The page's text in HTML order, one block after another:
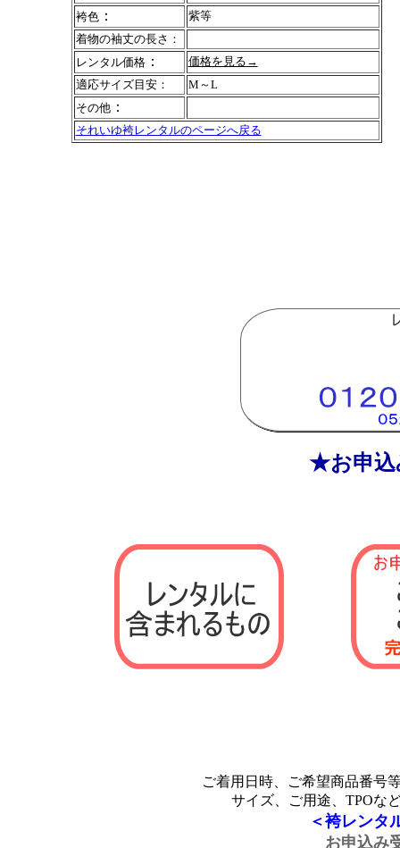
袴色：
紫等
着物の袖丈の長さ：
レンタル価格：
価格を見る→
適応サイズ目安：
M ～L
その他：
それいゆ袴レンタルのページへ戻る
★お申込
ご着用日時、ご希望商品番号
サイズ、ご用途、TPOな
＜袴レンタ
お申込み